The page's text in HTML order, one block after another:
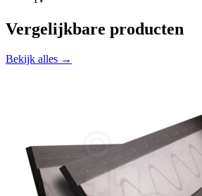
Vergelijkbare producten
Bekijk alles →